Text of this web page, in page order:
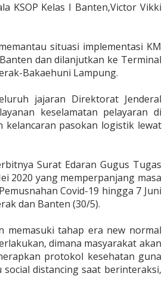
KSOP Kelas I Banten,Victor Vikki
situasi implementasi KM
dan dilanjutkan ke Terminal
Bakaehuni Lampung.
jajaran Direktorat Jenderal
keselamatan pelayaran di
kelancaran pasokan logistik lewat
Surat Edaran Gugus Tugas
2020 yang memperpanjang masa
Covid-19 hingga 7 Juni
dan Banten (30/5).
memasuki tahap era new normal
dimana masyarakat akan
protokol kesehatan guna
social distancing saat berinteraksi,